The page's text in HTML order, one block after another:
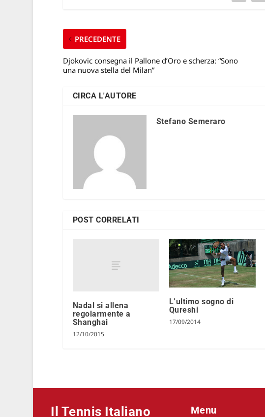
PRECEDENTE
Djokovic consegna il Pallone d’Oro e scherza: “Sono
una nuova stella del Milan”
CIRCA L'AUTORE
Stefano Semeraro
POST CORRELATI
Nadal si allena
regolarmente a
Shanghai
12/10/2015
L’ultimo sogno di
Qureshi
17/09/2014
Il Tennis Italiano Menu